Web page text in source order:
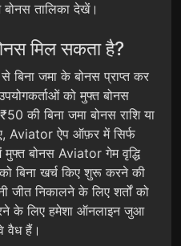
तालिका देखें।
मिल सकता है?
बिना जमा के बोनस प्राप्त कर
को मुफ्त बोनस
की बिना जमा बोनस राशि या
Aviator ऐप ऑफ़र में सिर्फ
बोनस Aviator गेम वृद्धि
बिना खर्च किए शुरू करने की
जीत निकालने के लिए शर्तों को
के लिए हमेशा ऑनलाइन जुआ
वैध हैं।